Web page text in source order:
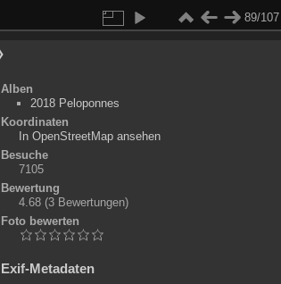
89/107
Alben
2018 Peloponnes
Koordinaten
+
-
In OpenStreetMap ansehen
Besuche
7105
Bewertung
4.68 (3 Bewertungen)
Foto bewerten
Exif-Metadaten